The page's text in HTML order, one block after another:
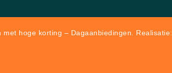
hoge korting – Dagaanbiedingen. Realisatie: